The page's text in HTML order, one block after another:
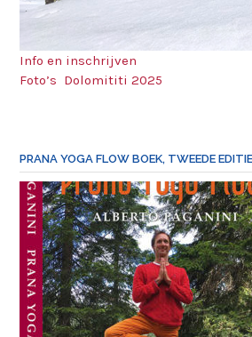
Info en inschrijven
Foto’s Dolomititi 2025
PRANA YOGA FLOW BOEK, TWEEDE